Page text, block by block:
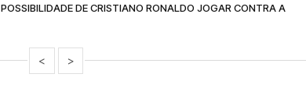
DE CRISTIANO RONALDO JOGAR CONTRA A
< >